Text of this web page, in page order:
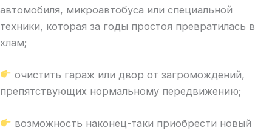
автомобиля, микроавтобуса или специальной
техники, которая за годы простоя превратилась в
хлам;
очистить гараж или двор от загромождений,
препятствующих нормальному передвижению;
возможность наконец-таки приобрести новый